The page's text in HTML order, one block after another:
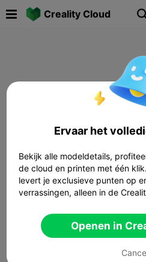
Creality Cloud 
Ervaar het
Bekijk alle modeldetails,
de cloud en printen met één
levert je exclusieve punten op
verrassingen, alleen in de
Openen in